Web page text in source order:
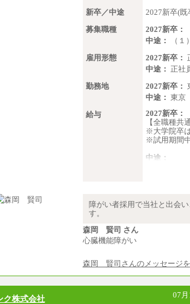
新卒／中途
2027新卒(既
募集職種
2027新卒：
中途：
（
雇用形態
2027新卒：
中途： 正社
勤務地
2027新卒：
中途： 東京
給与
2027新卒：
【全職種共
※大学院卒
※試用期間
中途：
（１）～（
※業務内容
範囲内でご
障がい者採用で当社と出会
す。
森岡 賢司 さん
心臓機能障がい
森岡 賢司さんのメッセージ
ク株式会社 07